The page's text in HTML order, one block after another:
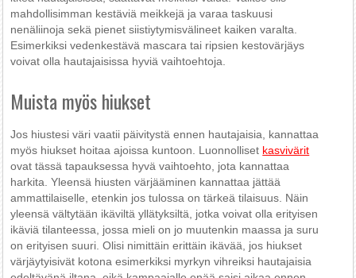
mahdollisimman kestäviä meikkejä ja varaa taskuusi
nenäliinoja sekä pienet siistiytymisvälineet kaiken varalta.
Esimerkiksi vedenkestävä mascara tai ripsien kestovärjäys
voivat olla hautajaisissa hyviä vaihtoehtoja.
Muista myös hiukset
Jos hiustesi väri vaatii päivitystä ennen hautajaisia, kannattaa
myös hiukset hoitaa ajoissa kuntoon. Luonnolliset kasvivärit
ovat tässä tapauksessa hyvä vaihtoehto, jota kannattaa
harkita. Yleensä hiusten värjääminen kannattaa jättää
ammattilaiselle, etenkin jos tulossa on tärkeä tilaisuus. Näin
yleensä vältytään ikäviltä yllätyksiltä, jotka voivat olla erityisen
ikäviä tilanteessa, jossa mieli on jo muutenkin maassa ja suru
on erityisen suuri. Olisi nimittäin erittäin ikävää, jos hiukset
värjäytyisivät kotona esimerkiksi myrkyn vihreiksi hautajaisia